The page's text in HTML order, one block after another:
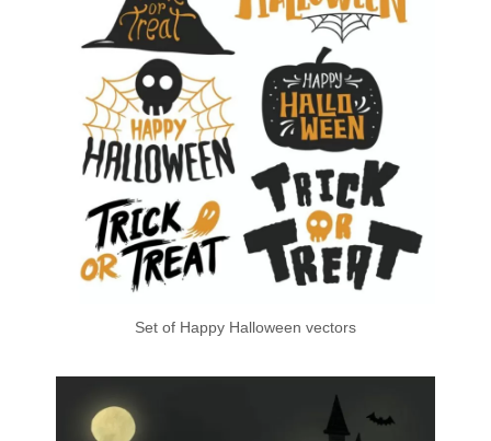
Set of Happy Halloween vectors